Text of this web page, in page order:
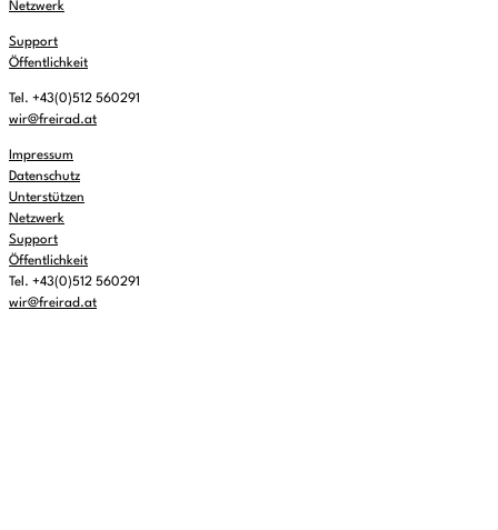
Netzwerk
Support
Öffentlichkeit
Tel. +43(0)512 560291
wir@freirad.at
Impressum
Datenschutz
Unterstützen
Netzwerk
Support
Öffentlichkeit
Tel. +43(0)512 560291
wir@freirad.at